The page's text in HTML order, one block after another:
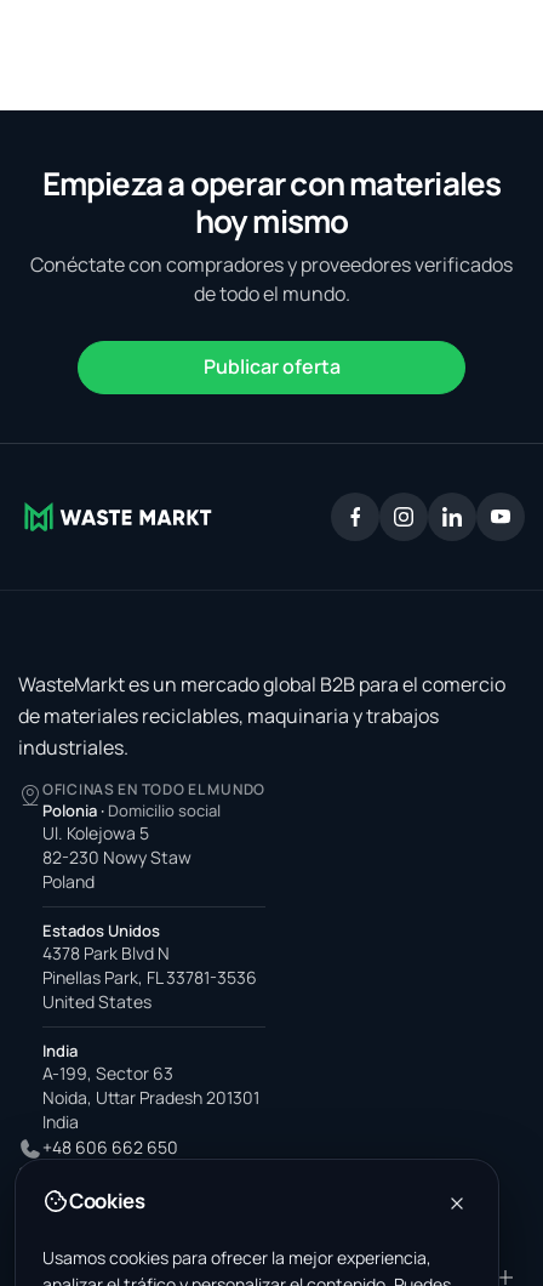
Empieza a operar con materiales
hoy mismo
Conéctate con compradores y proveedores verificados
de todo el mundo.
Publicar oferta
WasteMarkt es un mercado global B2B para el comercio
de materiales reciclables, maquinaria y trabajos
industriales.
OFICINAS EN TODO EL MUNDO
Polonia · Domicilio social
Ul. Kolejowa 5
82-230 Nowy Staw
Poland
Estados Unidos
4378 Park Blvd N
Pinellas Park, FL 33781-3536
United States
India
A-199, Sector 63
Noida, Uttar Pradesh 201301
India
+48 606 662 650
office@wastemarkt.com
PRODUCTO RESOURCES
Cookies
Usamos cookies para ofrecer la mejor experiencia,